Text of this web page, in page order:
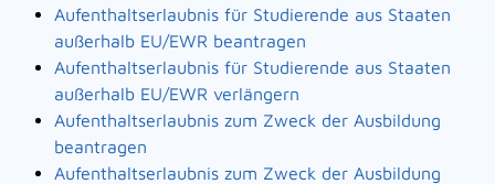
Aufenthaltserlaubnis für Studierende aus Staaten
außerhalb EU/EWR beantragen
Aufenthaltserlaubnis für Studierende aus Staaten
außerhalb EU/EWR verlängern
Aufenthaltserlaubnis zum Zweck der Ausbildung
beantragen
Aufenthaltserlaubnis zum Zweck der Ausbildung